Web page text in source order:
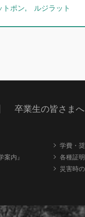
トポン, ルジラット
卒業生の皆さまへ
内』
学費・
各種証
災害時